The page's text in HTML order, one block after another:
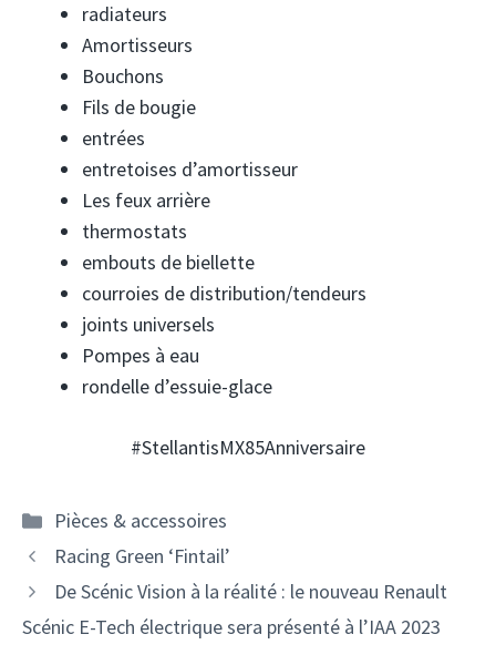
radiateurs
Amortisseurs
Bouchons
Fils de bougie
entrées
entretoises d’amortisseur
Les feux arrière
thermostats
embouts de biellette
courroies de distribution/tendeurs
joints universels
Pompes à eau
rondelle d’essuie-glace
#StellantisMX85Anniversaire
Catégories
Pièces & accessoires
Navigation
des
articles
Racing Green ‘Fintail’
De Scénic Vision à la réalité : le nouveau Renault
Scénic E-Tech électrique sera présenté à l’IAA 2023